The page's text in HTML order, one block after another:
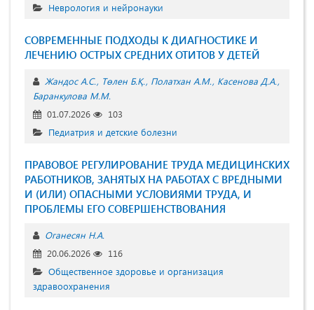
Неврология и нейронауки
СОВРЕМЕННЫЕ ПОДХОДЫ К ДИАГНОСТИКЕ И
ЛЕЧЕНИЮ ОСТРЫХ СРЕДНИХ ОТИТОВ У ДЕТЕЙ
Жандос А.С. Төлен Б.Қ. Полатхан А.М. Касенова Д.А.
Баранкулова М.М.
01.07.2026
103
Педиатрия и детские болезни
ПРАВОВОЕ РЕГУЛИРОВАНИЕ ТРУДА МЕДИЦИНСКИХ
РАБОТНИКОВ, ЗАНЯТЫХ НА РАБОТАХ С ВРЕДНЫМИ
И (ИЛИ) ОПАСНЫМИ УСЛОВИЯМИ ТРУДА, И
ПРОБЛЕМЫ ЕГО СОВЕРШЕНСТВОВАНИЯ
Оганесян Н.А.
20.06.2026
116
Общественное здоровье и организация
здравоохранения